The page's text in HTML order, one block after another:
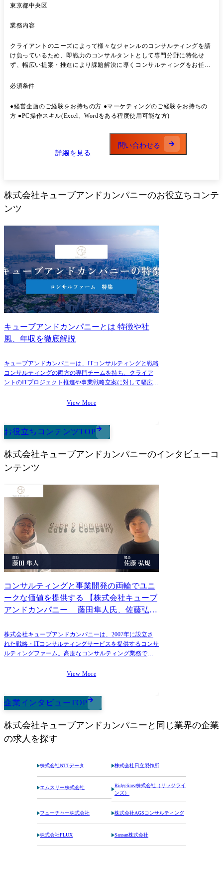
東京都中央区
業務内容
クライアントのニーズによって様々なジャンルのコンサルティングを請
け負っているため、即戦⼒のコンサルタントとして専⾨分野に特化せ
ず、幅広い提案・推進により課題解決に導くコンサルティングをお任せ
援 ●情報システムに関する企画、実⾏⽀援(PMO) ●SCM戦略の⽴案、実
て様々なジャンルのコンサルティングを請け負っているため、コンサル
タントとして専⾨分野に特化せず、幅広い知識、経験を⾝に付けること
で、お客様⽴場で、お客様と共に」プロジェクトを推進することを⼤切
にしております。 ★⾃ら新規事業⽴上げも経験できる環境︕スピード感
をもって成⻑可能!
必須条件
●経営企画のご経験をお持ちの⽅ ●マーケティングのご経験をお持ちの
⽅ ●PC操作スキル(Excel、Wordをある程度使⽤可能な⽅)
詳細を見る
問い合わせる
株式会社キューブアンドカンパニーのお役立ちコンテ
ンツ
キューブアンドカンパニーとは 特徴や社
風、年収を徹底解説
キューブアンドカンパニーは、ITコンサルティングと戦略
コンサルティングの両方の専門チームを持ち、クライア
ントのITプロジェクト推進や事業戦略立案に対して幅広い
View More
お役立ちコンテンツTOP
株式会社キューブアンドカンパニーのインタビューコ
ンテンツ
コンサルティングと事業開発の両輪でユニ
ークな価値を提供する 【株式会社キューブ
アンドカンパニー 藤田隼人氏、佐藤弘規
株式会社キューブアンドカンパニーは、2007年に設立さ
れた戦略・ITコンサルティングサービスを提供するコンサ
ルティングファーム。高度なコンサルティング業務で培
推進にも挑んでおり、自社で女性向けECアパレルや飲食
View More
企業インタビューTOP
株式会社キューブアンドカンパニー と同じ業界の企業
の求人を探す
株式会社NTTデータ 株式会社日立製作所
エムスリー株式会社
Ridgelinez株式会社（リッジライ
ンズ）
フューチャー株式会社 株式会社AGSコンサルティング
株式会社FLUX Sansan株式会社